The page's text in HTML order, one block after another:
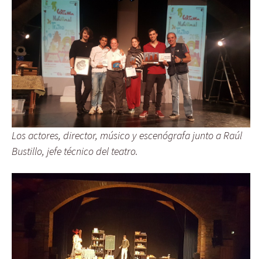
Los actores, director, músico y escenógrafa junto a Raúl
Bustillo, jefe técnico del teatro.